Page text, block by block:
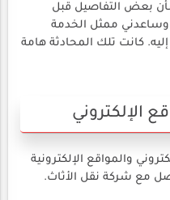
بعض التفاصيل قبل
وساعدني ممثل الخدمة
كانت تلك المحادثة هامة
الإلكتروني
والمواقع الإلكترونية
مع شركة نقل الأثاث.